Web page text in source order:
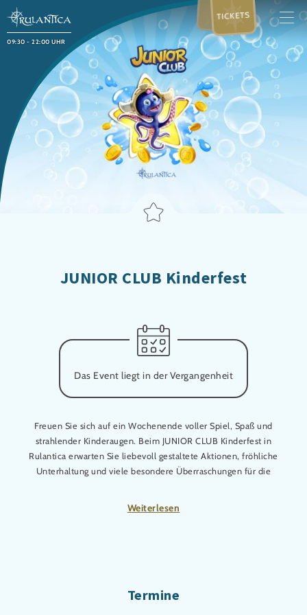
09:30 - 22:00 UHR
TICKETS
JUNIOR CLUB Kinderfest
Das Event liegt in der Vergangenheit
Freuen Sie sich auf ein Wochenende voller Spiel, Spaß und
strahlender Kinderaugen. Beim JUNIOR CLUB Kinderfest in
Rulantica erwarten Sie liebevoll gestaltete Aktionen, fröhliche
Unterhaltung und viele besondere Überraschungen für die
Abwechslungsreiche Mitmach-Angebote, spannende
Besonderes Extra für JUNIOR CLUB Mitglieder, die das
Weiterlesen
Termine